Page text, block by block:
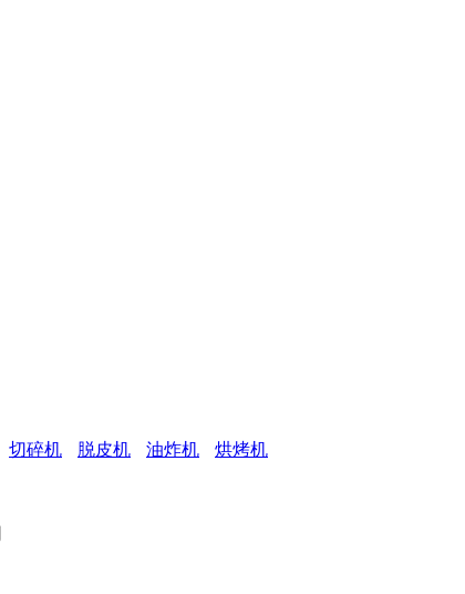
切碎机 脱皮机 油炸机 烘烤机